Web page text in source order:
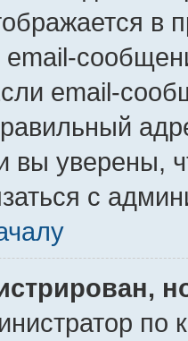
в
email-
вы уверены,
с
по